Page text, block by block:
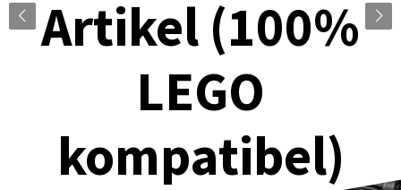
Artikel (100%
LEGO
kompatibel)